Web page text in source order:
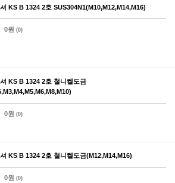
KS B 1324 2호 SUS304N1(M10,M12,M14,M16)
0원 (0)
KS B 1324 2호 철니켈도금
0원 (0)
KS B 1324 2호 철니켈도금(M12,M14,M16)
0원 (0)